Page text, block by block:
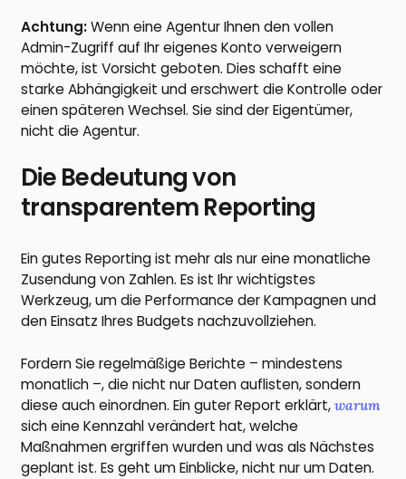
Achtung:Wenn eine Agentur Ihnen den vollen
Admin-Zugriff auf Ihr eigenes Konto verweigern
möchte, ist Vorsicht geboten. Dies schafft eine
starke Abhängigkeit und erschwert die Kontrolle oder
einen späteren Wechsel. Sie sind der Eigentümer,
nicht die Agentur.
Die Bedeutung von
transparentem Reporting
Ein gutes Reporting ist mehr als nur eine monatliche
Zusendung von Zahlen. Es ist Ihr wichtigstes
Werkzeug, um die Performance der Kampagnen und
den Einsatz Ihres Budgets nachzuvollziehen.
Fordern Sie regelmäßige Berichte – mindestens
monatlich –, die nicht nur Daten auflisten, sondern
diese auch einordnen. Ein guter Report erklärt,warum
sich eine Kennzahl verändert hat, welche
Maßnahmen ergriffen wurden und was als Nächstes
geplant ist. Es geht um Einblicke, nicht nur um Daten.